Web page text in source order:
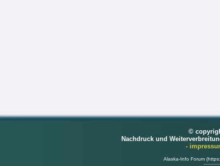
©
Nachdruck und
-
Alaska-Info Forum